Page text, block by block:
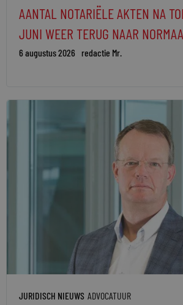
AANTAL NOTARIËLE AKTEN NA
JUNI WEER TERUG NAAR
6 augustus 2026 redactie Mr.
JURIDISCH NIEUWS ADVOCATUUR